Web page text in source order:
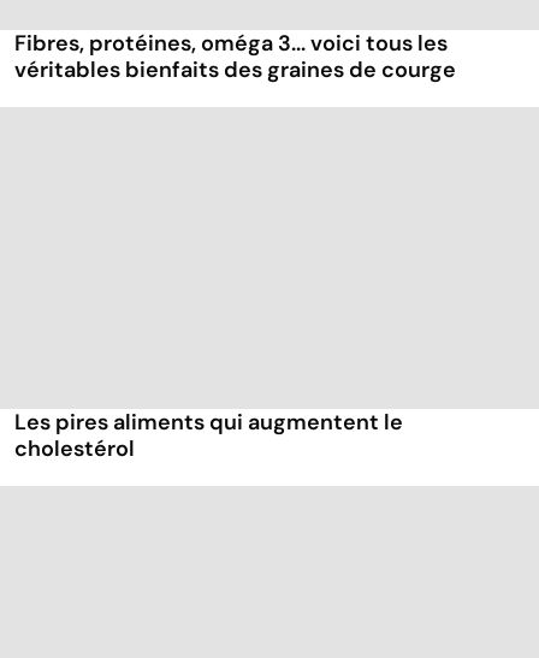
Fibres, protéines, oméga 3... voici tous les
véritables bienfaits des graines de courge
Les pires aliments qui augmentent le
cholestérol